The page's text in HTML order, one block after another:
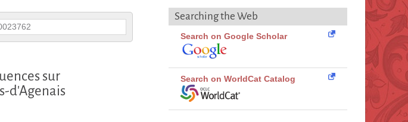
sur
d'Agenais
Searching the Web
Search on Google Scholar
Search on WorldCat Catalog